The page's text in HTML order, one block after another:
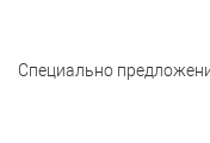
Специально